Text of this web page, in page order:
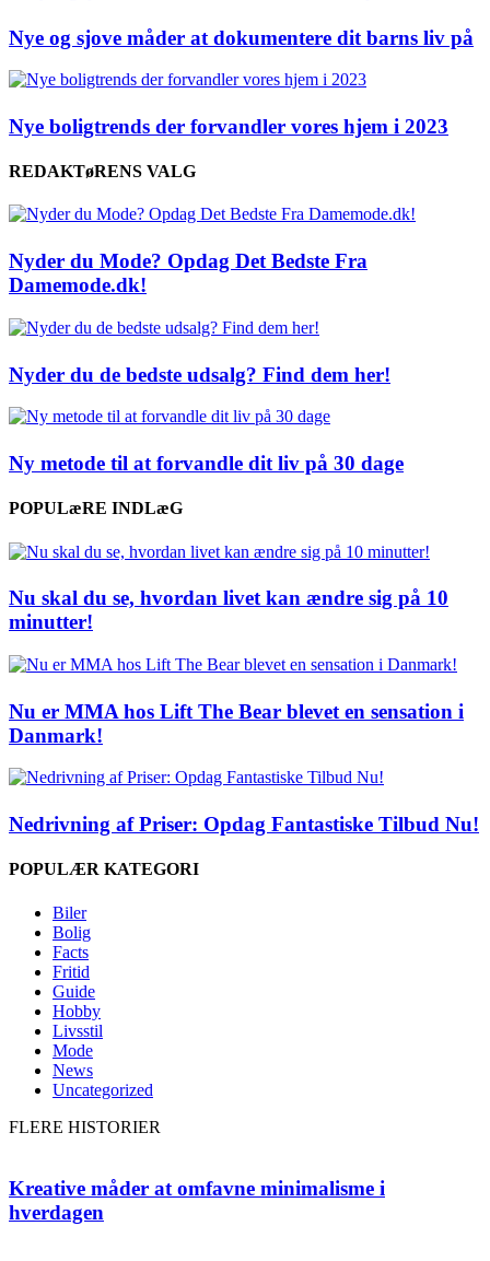
Nye og sjove måder at dokumentere dit barns liv på
Nye boligtrends der forvandler vores hjem i 2023
REDAKTøRENS VALG
Nyder du Mode? Opdag Det Bedste Fra
Damemode.dk!
Nyder du de bedste udsalg? Find dem her!
Ny metode til at forvandle dit liv på 30 dage
POPULæRE INDLæG
Nu skal du se, hvordan livet kan ændre sig på 10
minutter!
Nu er MMA hos Lift The Bear blevet en sensation i
Danmark!
Nedrivning af Priser: Opdag Fantastiske Tilbud Nu!
POPULÆR KATEGORI
Biler
Bolig
Facts
Fritid
Guide
Hobby
Livsstil
Mode
News
Uncategorized
FLERE HISTORIER
Kreative måder at omfavne minimalisme i
hverdagen